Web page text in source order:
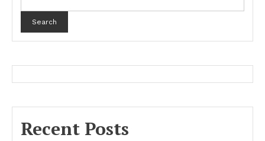
Search
Recent Posts